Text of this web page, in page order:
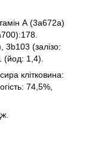
А (3a672a)
(залізо:
(йод: 1,4).
клітковина:
74,5%,